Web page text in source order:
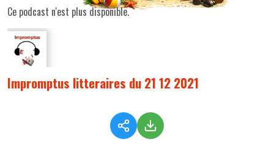
Ce podcast n'est plus disponible.
Impromptus litteraires du 21 12 2021